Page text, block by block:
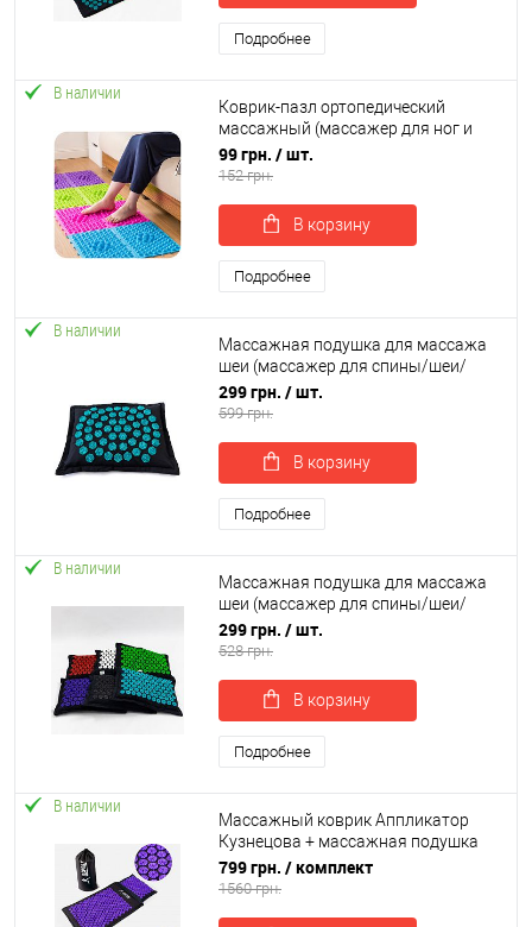
Подробнее
В наличии
Коврик-пазл ортопедический
массажный (массажер для ног и
стоп) OSPORT 24*30cm (MS 1952)
99 грн. / шт.
152 грн.
В корзину
Подробнее
В наличии
Массажная подушка для массажа
шеи (массажер для спины/шеи/
головы/ног/стоп/тела) OSPORT
Lotus Eco (apl-023)
299 грн. / шт.
599 грн.
В корзину
Подробнее
В наличии
Массажная подушка для массажа
шеи (массажер для спины/шеи/
головы/ног/стоп/тела) OSPORT Pro
(apl-017)
299 грн. / шт.
528 грн.
В корзину
Подробнее
В наличии
Массажный коврик Аппликатор
Кузнецова + массажная подушка
массажер для спины/шеи/головы
OSPORT Pro (apl-777)
799 грн. / комплект
1560 грн.